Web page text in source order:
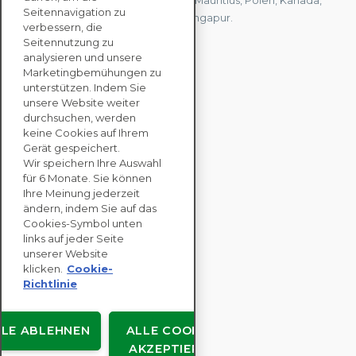
Deutschland, Japan, Spanien und Singapur.
KONTAKTIEREN SIE
UNS
UNTERNEHMENS
LÖSUNGEN
NACHHALTIGKEITS
BEWERTUNGEN
RESSOURCEN
ÜBER
Urheberrecht © EcoVadis
Seitennavigation zu
verbessern, die
Seitennutzung zu
analysieren und unsere
Marketingbemühungen zu
unterstützen. Indem Sie
unsere Website weiter
durchsuchen, werden
keine Cookies auf Ihrem
Gerät gespeichert.
Wir speichern Ihre Auswahl
für 6 Monate. Sie können
Ihre Meinung jederzeit
ändern, indem Sie auf das
Cookies-Symbol unten
links auf jeder Seite
unserer Website
klicken.
Cookie-
Richtlinie
ALLE COOKIES
AKZEPTIEREN
ABLEHNEN